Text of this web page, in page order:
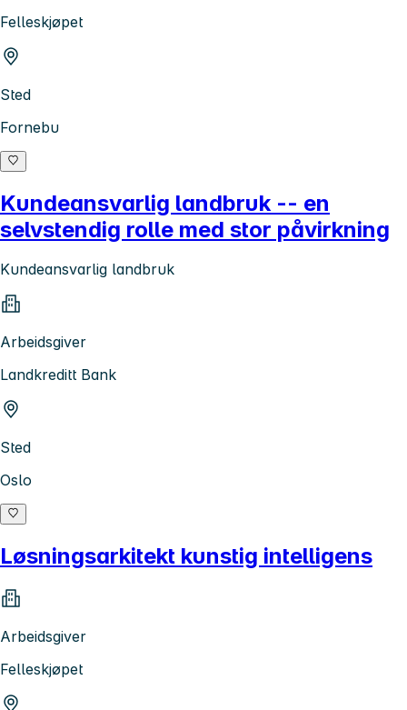
Felleskjøpet
Sted
Fornebu
Kundeansvarlig landbruk -- en
selvstendig rolle med stor påvirkning
Kundeansvarlig landbruk
Arbeidsgiver
Landkreditt Bank
Sted
Oslo
Løsningsarkitekt kunstig intelligens
Arbeidsgiver
Felleskjøpet